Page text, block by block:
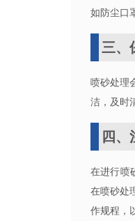
如防尘口
三、
喷砂处理
洁，及时
四、
在进行喷
在喷砂处
作规程，